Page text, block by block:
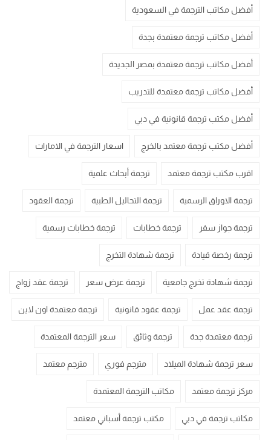
أفضل مكاتب الترجمة في السعودية
أفضل مكاتب ترجمة معتمدة بجدة
أفضل مكاتب ترجمة معتمدة بمصر الجديدة
أفضل مكاتب ترجمة معتمدة للتدريب
أفضل مكتب ترجمة قانونية في دبي
أفضل مكتب ترجمة معتمد بالخرج اسعار الترجمة في الامارات
اقرب مكتب ترجمة معتمد ترجمة أبحاث علمية
ترجمة الاوراق الرسمية ترجمة التحاليل الطبية ترجمة العقود
ترجمة جواز سفر ترجمة خطابات ترجمة خطابات رسمية
ترجمة رخصة قيادة ترجمة شهادة التخرج
ترجمة شهادة تخرج جامعية ترجمة عرض سعر ترجمة عقد زواج
ترجمة عقد عمل ترجمة عقود قانونية ترجمة معتمدة اون لاين
ترجمة معتمدة جدة ترجمة وثائق سعر الترجمة المعتمدة
سعر ترجمة شهادة الميلاد مترجم فوري مترجم معتمد
مركز ترجمة معتمد مكاتب الترجمة المعتمدة
مكاتب ترجمة في دبي مكتب ترجمة أسباني معتمد